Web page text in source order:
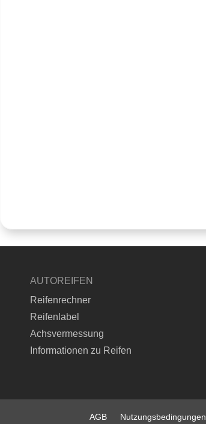
AUTOREIFEN
Reifenrechner
Reifenlabel
Achsvermessung
Informationen zu Reifen
AGB Nutzungsbedingungen